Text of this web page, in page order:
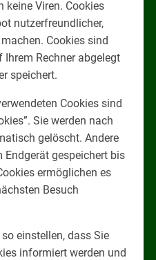
keine Viren. Cookies
nutzerfreundlicher,
Cookies sind
Ihrem Rechner abgelegt
speichert.
Cookies sind
Sie werden nach
gelöscht. Andere
Endgerät gespeichert bis
ermöglichen es
Besuch
einstellen, dass Sie
informiert werden und